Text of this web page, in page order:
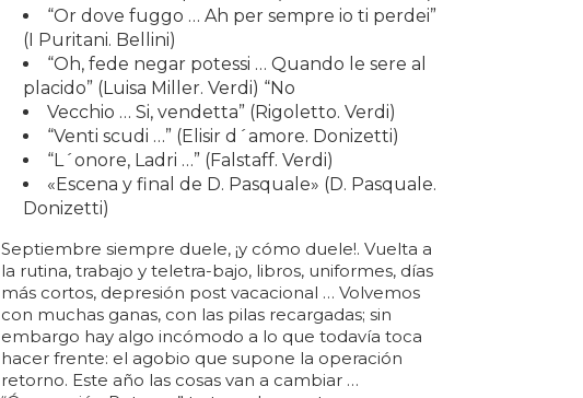
“Or dove fuggo … Ah per sempre io ti perdei”
(I Puritani. Bellini)
“Oh, fede negar potessi … Quando le sere al
placido” (Luisa Miller. Verdi) “No
Vecchio … Si, vendetta” (Rigoletto. Verdi)
“Venti scudi …” (Elisir d´amore. Donizetti)
“L´onore, Ladri …” (Falstaff. Verdi)
«Escena y final de D. Pasquale» (D. Pasquale.
Donizetti)
Septiembre siempre duele, ¡y cómo duele!. Vuelta a
la rutina, trabajo y teletra-bajo, libros, uniformes, días
más cortos, depresión post vacacional … Volvemos
con muchas ganas, con las pilas recargadas; sin
embargo hay algo incómodo a lo que todavía toca
hacer frente: el agobio que supone la operación
retorno. Este año las cosas van a cambiar …